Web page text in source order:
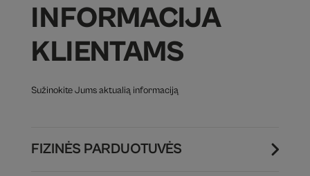
INFORMACIJA
KLIENTAMS
Sužinokite Jums aktualią informaciją
FIZINĖS PARDUOTUVĖS